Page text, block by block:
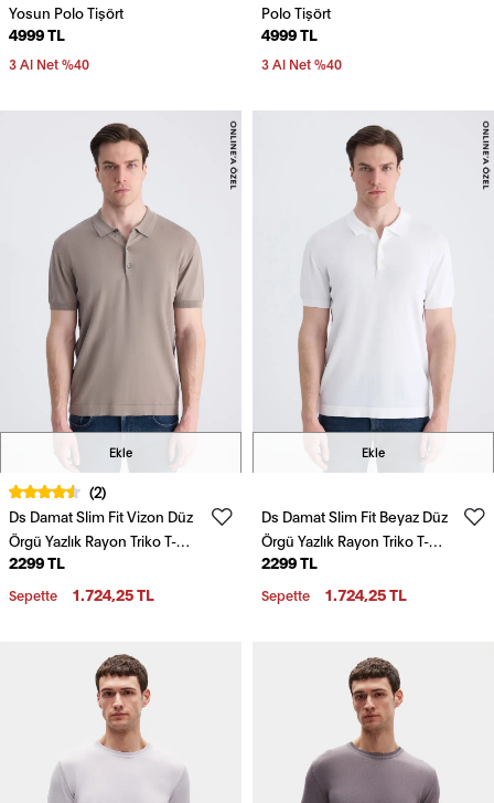
Yosun Polo Tişört
4999 TL
3 Al Net %40
Polo Tişört
4999 TL
3 Al Net %40
Ekle
(2)
Ds Damat Slim Fit Vizon Düz
Örgü Yazlık Rayon Triko T-
Shirt
2299 TL
Sepette 1.724,25 TL
Ekle
Ds Damat Slim Fit Beyaz Düz
Örgü Yazlık Rayon Triko T-
Shirt
2299 TL
Sepette 1.724,25 TL